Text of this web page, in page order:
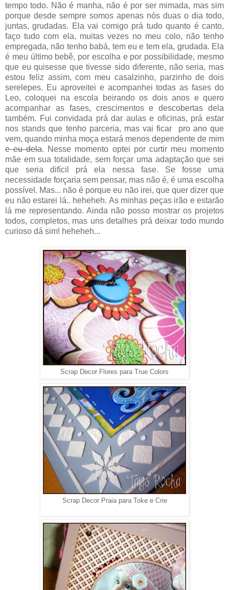
tempo todo. Não é manha, não é por ser mimada, mas sim
porque desde sempre somos apenas nós duas o dia todo,
juntas, grudadas. Ela vai comigo prá tudo quanto é canto,
faço tudo com ela, muitas vezes no meu colo, não tenho
empregada, não tenho babá, tem eu e tem ela, grudada. Ela
é meu último bebê, por escolha e por possibilidade, mesmo
que eu quisesse que tivesse sido diferente, não seria, mas
estou feliz assim, com meu casalzinho, parzinho de dois
serelepes. Eu aproveitei e acompanhei todas as fases do
Leo, coloquei na escola beirando os dois anos e quero
acompanhar as fases, crescimentos e descobertas dela
também. Fui convidada prá dar aulas e oficinas, prá estar
nos stands que tenho parceria, mas vai ficar pro ano que
vem, quando minha moça estará menos dependente de mim
e eu dela. Nesse momento optei por curtir meu momento
mãe em sua totalidade, sem forçar uma adaptação que sei
que seria difícil prá ela nessa fase. Se fosse uma
necessidade forçaria sem pensar, mas não é, é uma escolha
possível. Mas... não é porque eu não irei, que quer dizer que
eu não estarei lá.. heheheh. As minhas peças irão e estarão
lá me representando. Ainda não posso mostrar os projetos
todos, completos, mas uns detalhes prá deixar todo mundo
curioso dá sim! heheheh...
Scrap Decor Flores para True Colors
Scrap Decor Praia para Toke e Crie